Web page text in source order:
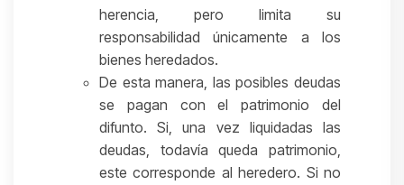
herencia, pero limita su
responsabilidad únicamente a los
bienes heredados.
De esta manera, las posibles deudas
se pagan con el patrimonio del
difunto. Si, una vez liquidadas las
deudas, todavía queda patrimonio,
este corresponde al heredero. Si no